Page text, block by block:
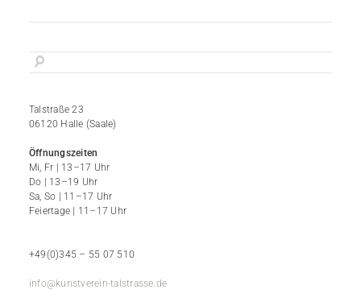
Talstraße 23
06120 Halle (Saale)
Öffnungszeiten
Mi, Fr | 13–17 Uhr
Do | 13–19 Uhr
Sa, So | 11–17 Uhr
Feiertage | 11–17 Uhr
+49(0)345 – 55 07 510
info@kunstverein-talstrasse.de